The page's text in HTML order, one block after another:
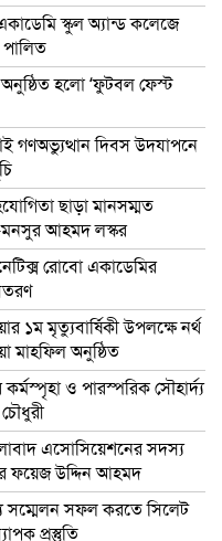
স্কুল অ্যান্ড কলেজে
হলো ‘ফুটবল ফেস্ট
গণঅভ্যুত্থান দিবস উদযাপনে
ছাড়া মানসম্মত
-মনসুর আহমদ লস্কর
রোবো একাডেমির
১ম মৃত্যুবার্ষিকী উপলক্ষে নর্থ
মাহফিল অনুষ্ঠিত
কর্মস্পৃহা ও পারস্পরিক সৌহার্দ্য
এসোসিয়েশনের সদস্য
ফয়েজ উদ্দিন আহমদ
সম্মেলন সফল করতে সিলেট
প্রস্তুতি